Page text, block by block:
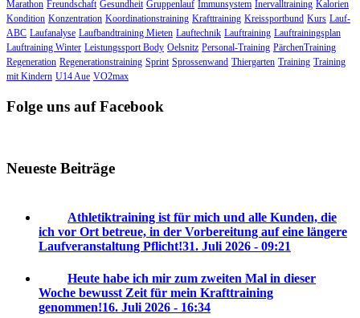
Marathon Freundschaft Gesundheit Gruppenlauf Immunsystem Inervalltraining Kalorien
Kondition Konzentration Koordinationstraining Krafttraining Kreissportbund Kurs Lauf-
ABC Laufanalyse Laufbandtraining Mieten Lauftechnik Lauftraining Lauftrainingsplan
Lauftraining Winter Leistungssport Body Oelsnitz Personal-Training PärchenTraining
Regeneration Regenerationstraining Sprint Sprossenwand Thiergarten Training Training
mit Kindern U14 Aue VO2max
Folge uns auf Facebook
Neueste Beiträge
Athletiktraining ist für mich und alle Kunden, die
ich vor Ort betreue, in der Vorbereitung auf eine längere
Laufveranstaltung Pflicht!31. Juli 2026 - 09:21
Heute habe ich mir zum zweiten Mal in dieser
Woche bewusst Zeit für mein Krafttraining
genommen!16. Juli 2026 - 16:34